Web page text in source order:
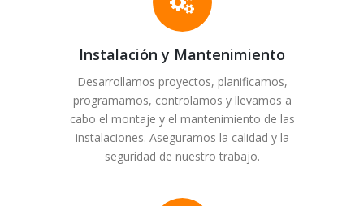
Instalación y Mantenimiento
Desarrollamos proyectos, planificamos,
programamos, controlamos y llevamos a
cabo el montaje y el mantenimiento de las
instalaciones. Aseguramos la calidad y la
seguridad de nuestro trabajo.